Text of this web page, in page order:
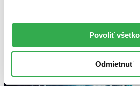
Povoliť všetko
Odmietnuť